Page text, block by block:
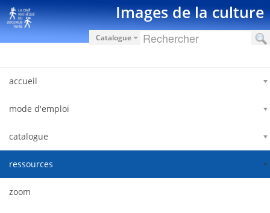
Saut au contenu Images de la culture
Catalogue
accueil
mode d'emploi
catalogue
ressources
zoom